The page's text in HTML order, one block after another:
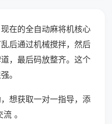
在的全自动麻将机核心
后通过机械搅拌，然后
，最后码放整齐。这个
。
想获取一对一指导，添
。